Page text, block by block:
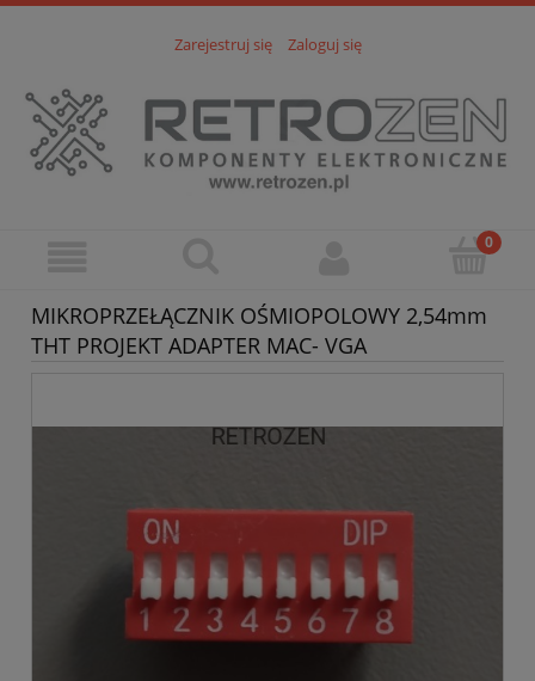
Zarejestruj się Zaloguj się
MIKROPRZEŁĄCZNIK OŚMIOPOLOWY 2,54mm
THT PROJEKT ADAPTER MAC- VGA